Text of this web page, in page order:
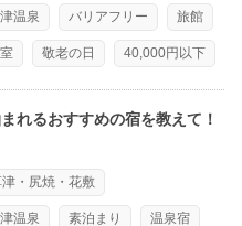
温泉 バリアフリー 旅館
敬老の日 40,000円以下
れるおすすめの宿を教えて！
津・尻焼・花敷
温泉 素泊まり 温泉宿